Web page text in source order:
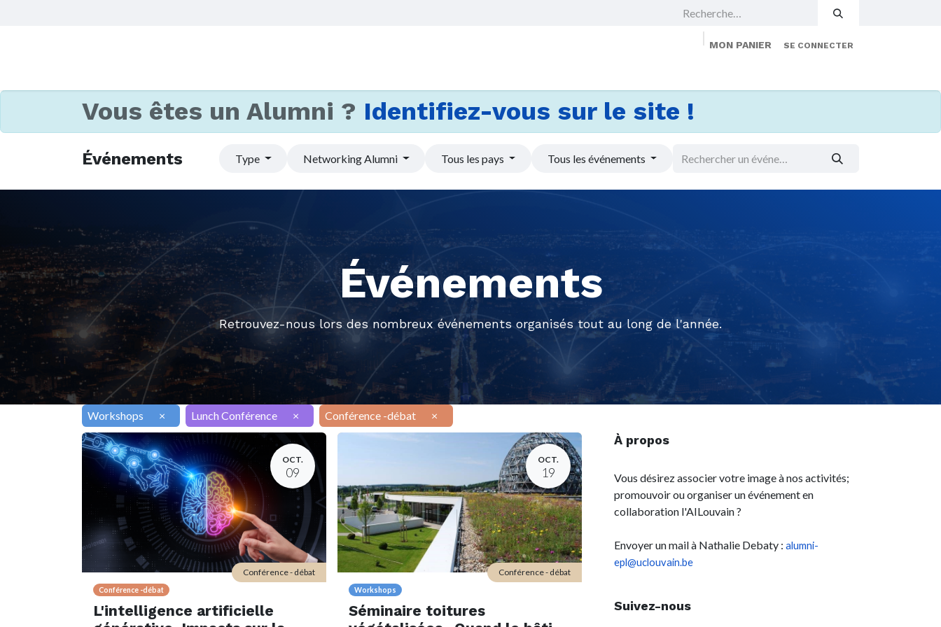
MON PANIER SE CONNECTER
Vous êtes un Alumni ? Identifiez-vous sur le site !
Événements Type Networking Alumni Tous les pays Tous les événements
Événements
Retrouvez-nous lors des nombreux événements organisés tout au long de l'année.
Workshops × Lunch Conférence × Conférence -débat ×
OCT.
09
Conférence -débat
L'intelligence artificielle
Conférence - débat
OCT.
19
Workshops
Séminaire toitures
Conférence - débat
À propos
Vous désirez associer votre image à nos activités;
promouvoir ou organiser un événement en
collaboration l'AILouvain ?
Envoyer un mail à Nathalie Debaty : alumni-
epl@uclouvain.be
Suivez-nous